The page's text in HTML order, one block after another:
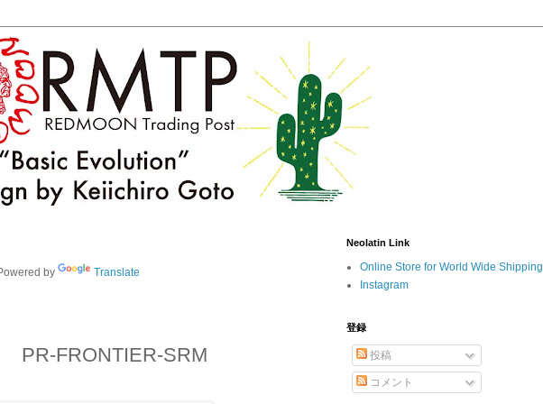
by Translate
PR-FRONTIER-SRM
Neolatin Link
Online Store for World Wide Shipping
Instagram
登録
投稿
コメント